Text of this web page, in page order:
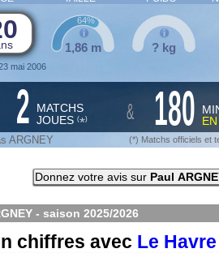
mai 2006
1,86 m
64%
? kg
2 MATCHS
JOUES (*) & 180
ARGNEY (*) Matchs officiels et
Donnez votre avis sur Paul
- saison 2025/2026
chiffres avec Le Havre